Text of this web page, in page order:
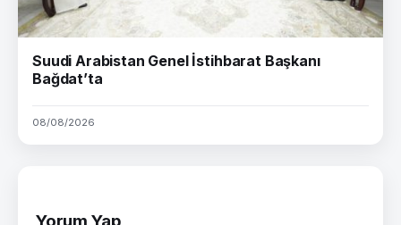
Suudi Arabistan Genel İstihbarat Başkanı
Bağdat’ta
08/08/2026